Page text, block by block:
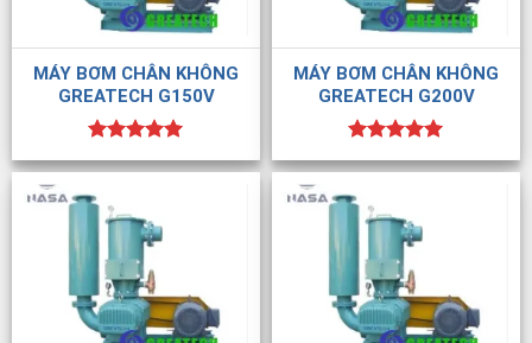
MÁY BƠM CHÂN KHÔNG
GREATECH G150V
Được xếp
hạng5.00
5 sao
MÁY BƠM CHÂN KHÔNG
GREATECH G200V
Được xếp
hạng5.00
5 sao